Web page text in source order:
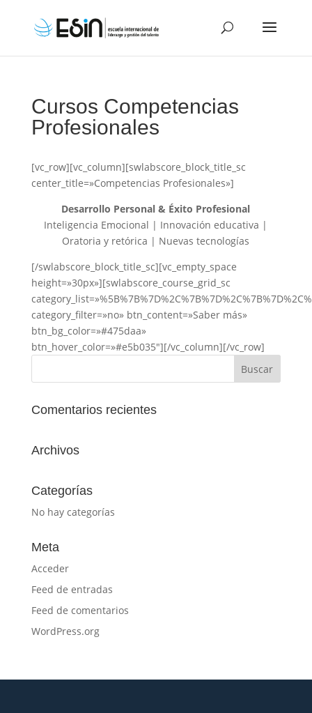
Cursos Competencias
Profesionales
[vc_row][vc_column][swlabscore_block_title_sc
center_title=»Competencias Profesionales»]
Desarrollo Personal & Éxito Profesional
Inteligencia Emocional | Innovación educativa |
Oratoria y retórica | Nuevas tecnologías
[/swlabscore_block_title_sc][vc_empty_space
height=»30px»][swlabscore_course_grid_sc
category_filter=»no» btn_content=»Saber más»
btn_bg_color=»#475daa»
btn_hover_color=»#e5b035″][/vc_column][/vc_row]
Comentarios recientes
Archivos
Categorías
No hay categorías
Meta
Acceder
Feed de entradas
Feed de comentarios
WordPress.org